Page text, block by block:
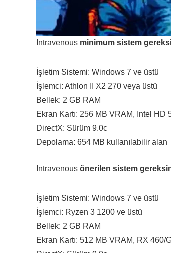
Intravenous minimum sistem
İşletim Sistemi: Windows 7 ve üstü
İşlemci: Athlon II X2 270 veya üstü
Bellek: 2 GB RAM
Ekran Kartı: 256 MB VRAM, Intel HD
DirectX: Sürüm 9.0c
Depolama: 654 MB kullanılabilir alan
Intravenous önerilen sistem
İşletim Sistemi: Windows 7 ve üstü
İşlemci: Ryzen 3 1200 ve üstü
Bellek: 2 GB RAM
Ekran Kartı: 512 MB VRAM, RX 460/